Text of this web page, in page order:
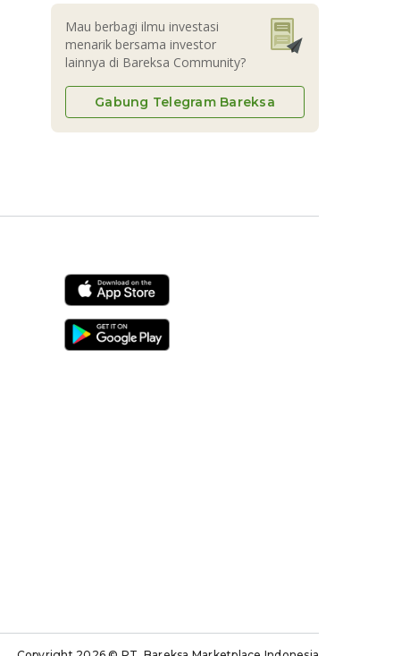
Mau berbagi ilmu investasi
menarik bersama investor
lainnya di Bareksa Community?
Gabung Telegram Bareksa